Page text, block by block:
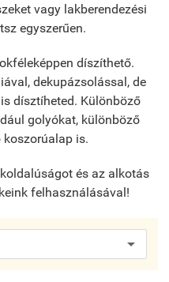
vagy lakberendezési
egyszerűen.
díszíthető.
dekupázsolással, de
dísztíheted. Különböző
golyókat, különböző
is.
és az alkotás
felhasználásával!